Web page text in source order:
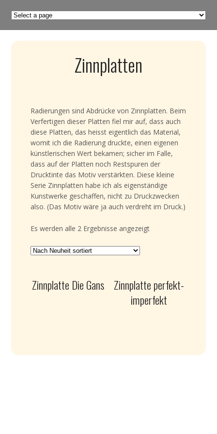
Zinnplatten
Radierungen sind Abdrücke von Zinnplatten. Beim
Verfertigen dieser Platten fiel mir auf, dass auch
diese Platten, das heisst eigentlich das Material,
womit ich die Radierung druckte, einen eigenen
künstlerischen Wert bekamen; sicher im Falle,
dass auf der Platten noch Restspuren der
Drucktinte das Motiv verstärkten. Diese kleine
Serie Zinnplatten habe ich als eigenständige
Kunstwerke geschaffen, nicht zu Druckzwecken
also. (Das Motiv wäre ja auch verdreht im Druck.)
Es werden alle 2 Ergebnisse angezeigt
Zinnplatte Die Gans
Zinnplatte perfekt-
imperfekt